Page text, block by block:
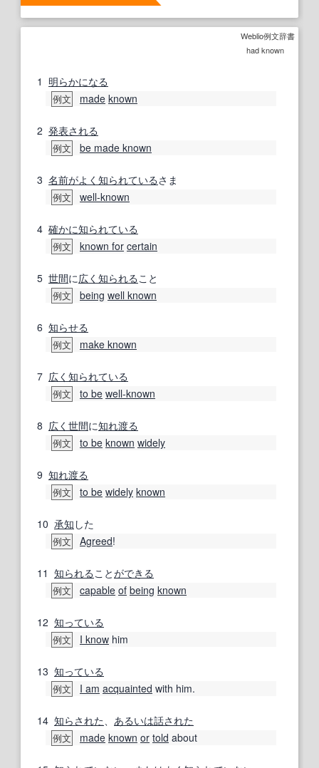
Weblio例文辞書
had known
1 明らかになる
例文 made known
2 発表される
例文 be made known
3 名前がよく 知られているさま
例文 well-known
4 確かに知られている
例文 known for certain
5 世間に広く 知られる こと
例文 being well known
6 知らせる
例文 make known
7 広く 知られている
例文 to be well-known
8 広く 世間に知れ渡る
例文 to be known widely
9 知れ渡る
例文 to be widely known
10 承知 した
例文 Agreed!
11 知られる ことができる
例文 capable of being known
12 知っている
例文 I know him
13 知っている
例文 I am acquainted with him.
14 知らされた あるいは話された
例文 made known or told about